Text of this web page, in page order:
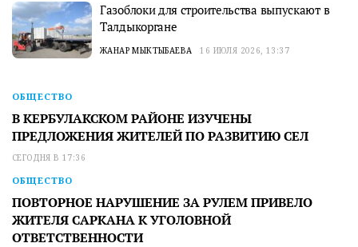
Газоблоки для строительства выпускают в
Талдыкоргане
ЖАНАР МЫКТЫБАЕВА 16 ИЮЛЯ 2026, 13:37
ОБЩЕСТВО
В КЕРБУЛАКСКОМ РАЙОНЕ ИЗУЧЕНЫ
ПРЕДЛОЖЕНИЯ ЖИТЕЛЕЙ ПО РАЗВИТИЮ СЕЛ
СЕГОДНЯ В 17:36
ОБЩЕСТВО
ПОВТОРНОЕ НАРУШЕНИЕ ЗА РУЛЕМ ПРИВЕЛО
ЖИТЕЛЯ САРКАНА К УГОЛОВНОЙ
ОТВЕТСТВЕННОСТИ